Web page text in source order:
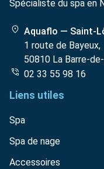
Spécialiste du spa en
Aquaflo — Saint-
1 route de Bayeux,
50810 La Barre-
02 33 55 98 16
Liens utiles
Spa
Spa de nage
Accessoires